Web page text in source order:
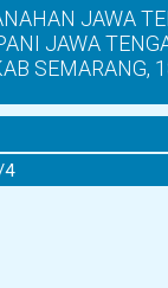
JAWA
JAWA
SEMARANG,
4